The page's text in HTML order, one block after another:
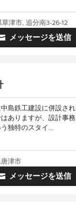
メッセージを送信
津市, 追分南3-26-12
島鉄工建設に併設さ
ありますが、設計事
独特のスタイ...
メッセージを送信
津市